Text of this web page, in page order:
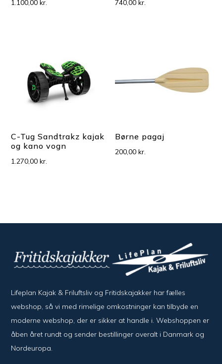
1.100,00 kr. 740,00 kr.
C-Tug Sandtrakz kajak
og kano vogn
1.270,00kr.
Børne pagaj
200,00kr.
Lifeplan Kajak & Friluftsliv og Fritidskajakker har fælles
webshop, så vi med rimelige omkostninger kan tilbyde en
moderne webshop, der er sikker at handle i. Webshoppen er
åben året rundt og sender bestillinger overalt i Danmark og
Nordeuropa.